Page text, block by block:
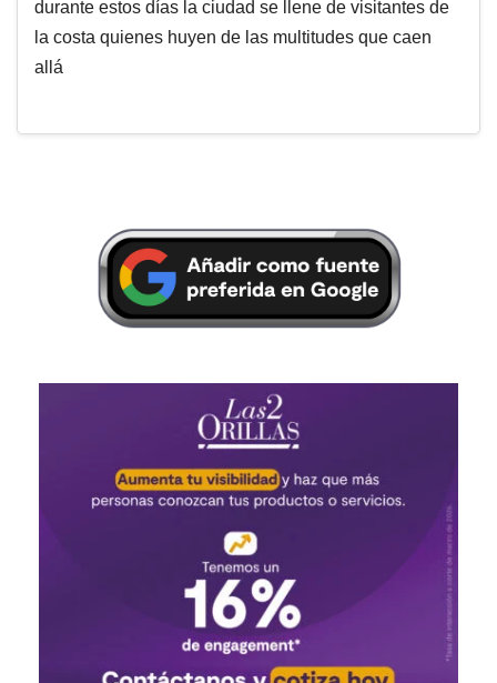
durante estos días la ciudad se llene de visitantes de
la costa quienes huyen de las multitudes que caen
allá